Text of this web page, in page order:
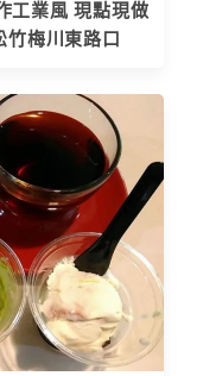
工業風 現點現做
梅川東路口